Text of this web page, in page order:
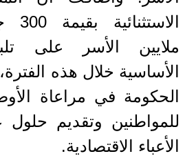
ملايين الأسر على
الأساسية خلال هذه
الحكومة في مراعاة
للمواطنين وتقديم حلول
الأعباء الاقتصادية.